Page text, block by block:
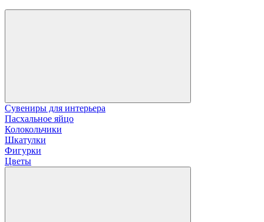
Сувениры для интерьера
Пасхальное яйцо
Колокольчики
Шкатулки
Фигурки
Цветы